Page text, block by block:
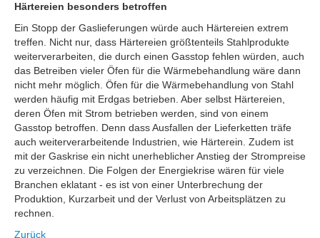
Härtereien besonders betroffen
Ein Stopp der Gaslieferungen würde auch Härtereien extrem
treffen. Nicht nur, dass Härtereien größtenteils Stahlprodukte
weiterverarbeiten, die durch einen Gasstop fehlen würden, auch
das Betreiben vieler Öfen für die Wärmebehandlung wäre dann
nicht mehr möglich. Öfen für die Wärmebehandlung von Stahl
werden häufig mit Erdgas betrieben. Aber selbst Härtereien,
deren Öfen mit Strom betrieben werden, sind von einem
Gasstop betroffen. Denn dass Ausfallen der Lieferketten träfe
auch weiterverarbeitende Industrien, wie Härterein. Zudem ist
mit der Gaskrise ein nicht unerheblicher Anstieg der Strompreise
zu verzeichnen. Die Folgen der Energiekrise wären für viele
Branchen eklatant - es ist von einer Unterbrechung der
Produktion, Kurzarbeit und der Verlust von Arbeitsplätzen zu
rechnen.
Zurück